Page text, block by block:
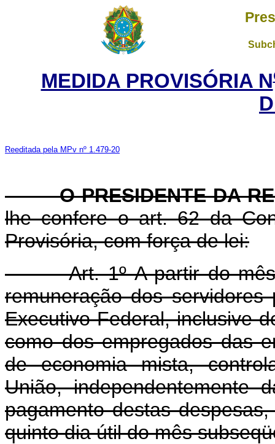
MEDIDA PROVISÓRIA N
Reeditada pela MPv nº 1.479-20
O PRESIDENTE DA
lhe confere o art. 62 da
Provisória, com força de lei:
Art. 1º A partir do mês
remuneração dos
Executivo Federal, inclusive
como dos empregados das
de economia mista,
União, independentemente
pagamento destas
quinto dia útil do mês